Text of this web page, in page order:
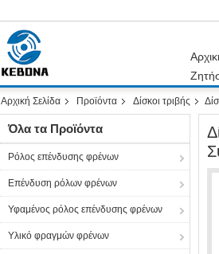
Αρχική Σελίδα Προϊόντα Δίσκοι τριβής
Όλα τα Προϊόντα
Ρόλος επένδυσης φρένων
Επένδυση ρόλων φρένων
Υφαμένος ρόλος επένδυσης φρένων
Υλικό φραγμών φρένων